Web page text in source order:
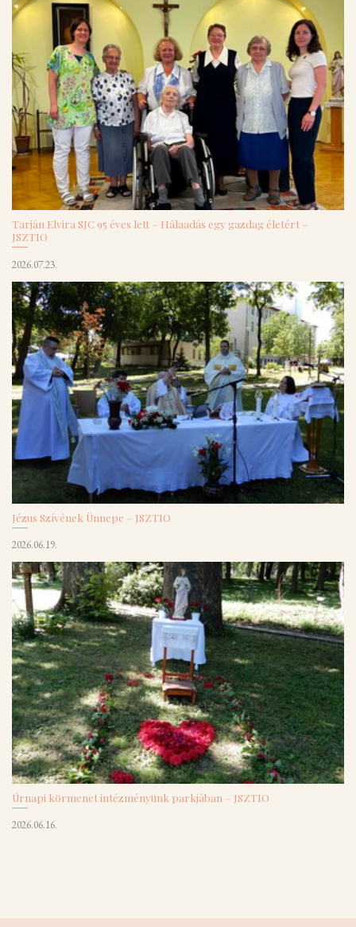
Tarján Elvira SJC 95 éves lett – Hálaadás egy gazdag életért –
JSZTIO
2026.07.23.
Jézus Szívének Ünnepe – JSZTIO
2026.06.19.
Úrnapi körmenet intézményünk parkjában – JSZTIO
2026.06.16.